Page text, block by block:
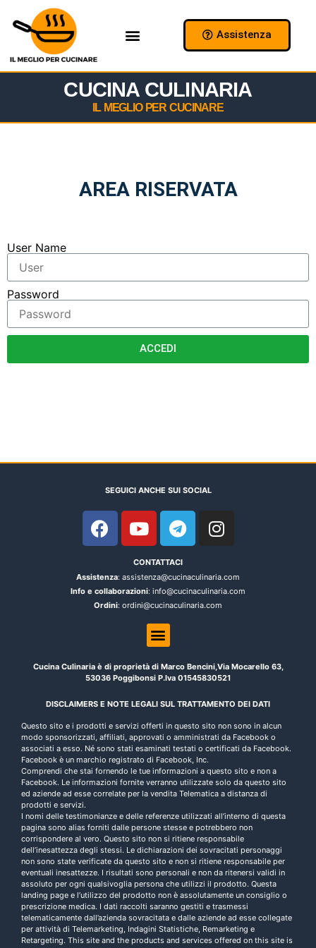
Assistenza
CUCINA CULINARIA
IL MEGLIO PER CUCINARE
AREA RISERVATA
User Name
Password
ACCEDI
SEGUICI ANCHE SUI SOCIAL
CONTATTACI
Assistenza: assistenza@cucinaculinaria.com
Info e collaborazioni: info@cucinaculinaria.com
Ordini: ordini@cucinaculinaria.com
Cucina Culinaria è di proprietà di Marco Bencini,Via Mocarello 63,
53036 Poggibonsi P.Iva 01545830521
DISCLAIMERS E NOTE LEGALI SUL TRATTAMENTO DEI DATI
Questo sito e i prodotti e servizi offerti in questo sito non sono in alcun
modo sponsorizzati, affiliati, approvati o amministrati da Facebook o
associati a esso. Né sono stati esaminati testati o certificati da Facebook.
Facebook è un marchio registrato di Facebook, Inc.
Comprendi che stai fornendo le tue informazioni a questo sito e non a
Facebook. Le informazioni fornite verranno utilizzate solo da questo sito
ed aziende ad esse correlate per la vendita Telematica a distanza di
prodotti e servizi.
I nomi delle testimonianze e delle referenze utilizzati all’interno di questa
pagina sono alias forniti dalle persone stesse e potrebbero non
corrispondere al vero. Questo sito non si ritiene responsabile
dell’inesattezza degli stessi. Le dichiarazioni dei sovracitati personaggi
non sono state verificate da questo sito e non si ritiene responsabile per
eventuali inesattezze. I risultati sono personali e non da ritenersi validi in
assoluto per ogni qualsivoglia persona che utilizzi il prodotto. Questa
landing page e l’utilizzo del prodotto non è assolutamente un consiglio o
prescrizione medica. I dati raccolti saranno gestiti e trasmessi
telematicamente dall’azienda sovracitata e dalle aziende ad esse collegate
per attività di Telemarketing, Indagini Statistiche, Remarketing e
Retargeting. This site and the products and services offered on this site is